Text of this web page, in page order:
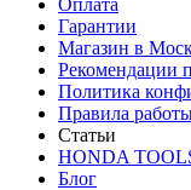
Оплата
Гарантии
Магазин в
Рекомендации
Политика
Правила
Статьи
HONDA
Блог